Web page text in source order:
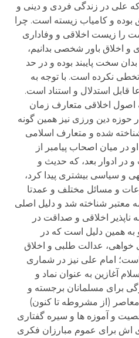
علی در زندگی فردی و دینی و
و کامیاب زیسته است. چرا
را زیست اخلاقی و وفاداری
اخلاق باور شخصی بدانیم،
بدان سخت پایبند بوده و در حد
نکرده است. با توجه به
قابل استدلال و استناد است.
اصول اخلاقی متعارف زمان
حوزه دین ورزی نیز همین گونه
شده و متعارف اسلامی
در میان اصحاب پیامبر از
در ادوار بعد، که حدیث و
و سیاسی بیشتری پیدا کرد،
و مسائل مختلف و عمدتا
معتبر شناخته شد و دلیل اصلی
ناپذیر اخلاقی و صداقت در
به همین دلیل است که در
خواهی، عدالت طلبی و اخلاق
امام علی نیز در شماری
آغازین به عنوان نماد و
برای مسلمانان برجسته و
(از مشروطه تا کنون)
و آموزه ها و سیره گفتاری
اش برای عموم مبارزان فکری